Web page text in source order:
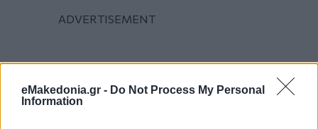
eMakedonia.gr - Do Not Process My Personal
Information